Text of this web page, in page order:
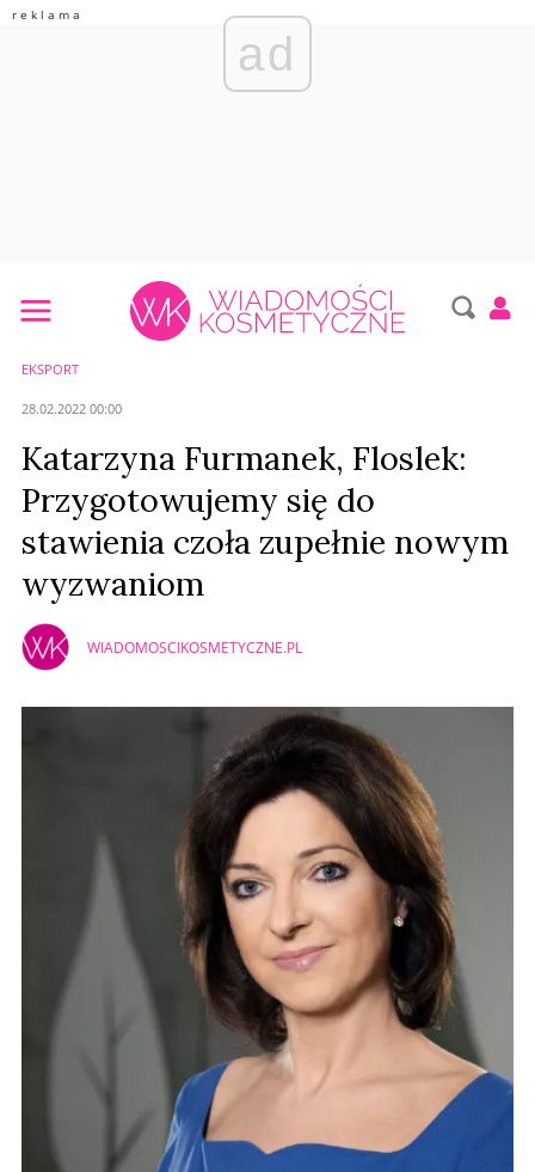
ad
EKSPORT
28.02.2022 00:00
Katarzyna Furmanek, Floslek:
Przygotowujemy się do
stawienia czoła zupełnie nowym
wyzwaniom
WIADOMOSCIKOSMETYCZNE.PL